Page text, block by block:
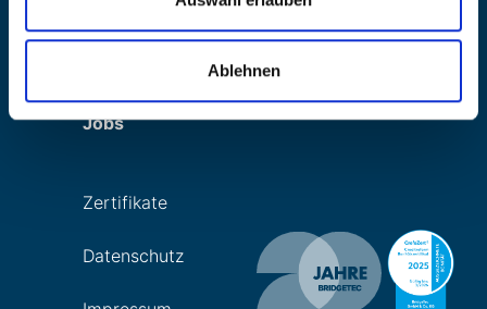
Ablehnen
Jobs
Zertifikate
Datenschutz